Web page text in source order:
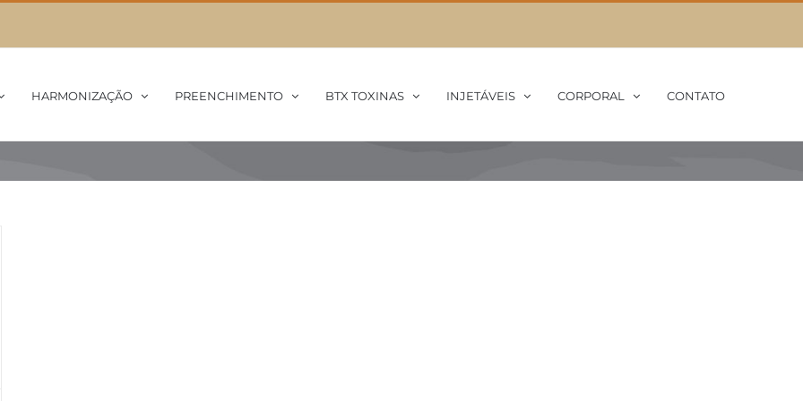
HARMONIZAÇÃO PREENCHIMENTO BTX TOXINAS INJETÁVEIS CORPORAL CONTATO